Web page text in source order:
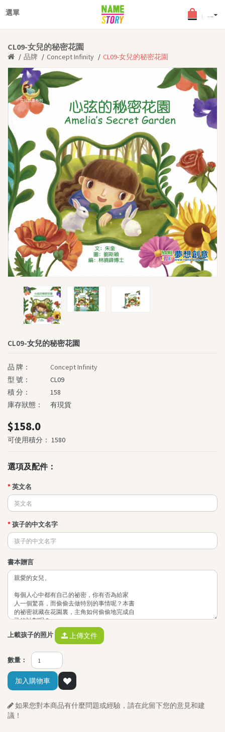
登入 English
搜查文章
個性化圖書
年齡分類
適合2-5歲幼兒
適合6-8歲兒童
適合9-12歲少年
中英文個性化圖書
《孩子的夢》角色扮演小舞
女兒故事系列
品德教育叢書
中文書籍
個性化圖書角
《我的勇氣之旅》系列
《孩子的夢》系列
深心媽媽故事系列
我的童話大冒險系列
智慧教育叢書
The Power Of Name
“Brave Out, Thumbelina!”
Fun and Friends
其他書籍及精品
QEF 我的香港故事系列
PAMA(爸媽)攻略
其他精品
"Brave Out, Thumbelina!"精品
最新消息
選單 (0) - HKD$0.0
CL09-女兒的秘密花園
品牌 Concept Infinity CL09-女兒的秘密花園
CL09-女兒的秘密花園
品 牌：
Concept Infinity
型 號：
CL09
積 分：
158
庫存狀態：
有現貨
$158.0
可使用積分： 1580
選項及配件：
英文名
孩子的中文名字
書本贈言
上載孩子的照片 上傳文件
數量：
加入購物車
如果您對本商品有什麼問題或經驗，請在此留下您的意見和建
議！